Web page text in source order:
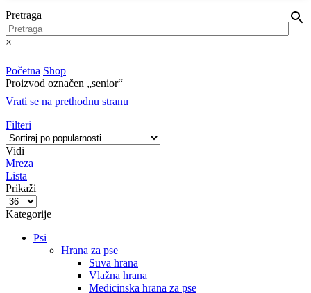
Pretraga
×
Početna Shop
Proizvod označen „senior“
Vrati se na prethodnu stranu
Filteri
Vidi
Mreza
Lista
Prikaži
Proizvodi
po
Kategorije
Psi
Hrana za pse
Suva hrana
Vlažna hrana
Medicinska hrana za pse